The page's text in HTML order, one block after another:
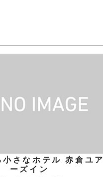
小さなホテル 赤倉ユア
ーズイン